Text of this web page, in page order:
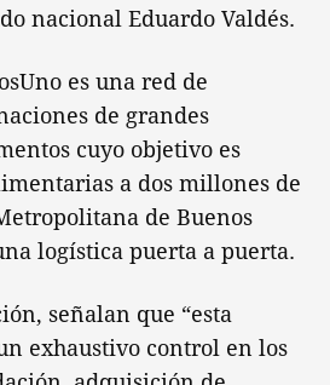
nacional Eduardo Valdés.
es una red de
de grandes
cuyo objetivo es
a dos millones de
de Buenos
logística puerta a puerta.
señalan que “esta
exhaustivo control en los